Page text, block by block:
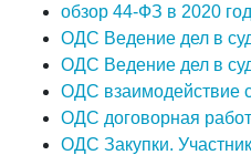
обзор 44-ФЗ в 2020
ОДС Ведение дел в
ОДС Ведение дел в
ОДС взаимодействие
ОДС договорная
ОДС Закупки. Участник